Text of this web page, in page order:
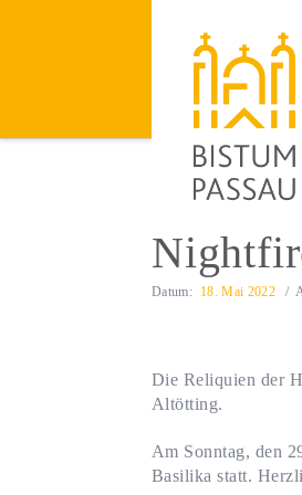
JESUS
Datum: 18. Mai 2022
Die Reliquien der
Altötting.
Am Sonntag, den
Basilika statt.